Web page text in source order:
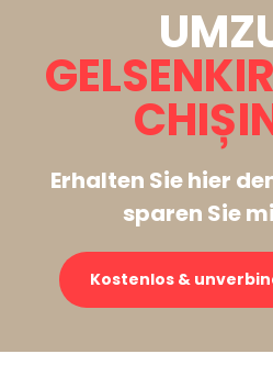
Erhalten Sie hier
sparen Sie
Kostenlos &